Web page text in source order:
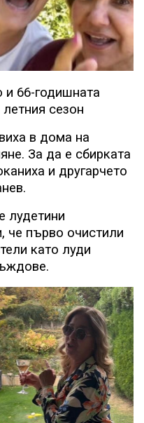
и 66-годишната
сезон
в дома на
За да е сбирката
и другарчето
лудетини
че първо очистили
като луди